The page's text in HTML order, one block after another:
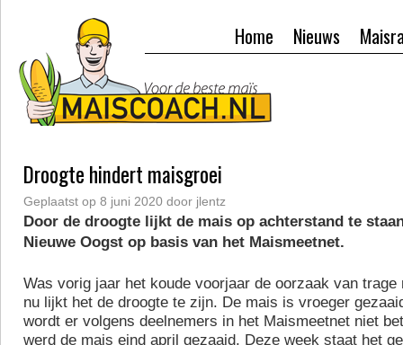
Nieuws
Home
Droogte hindert maisgroei
Geplaatst op 8 juni 2020 door jlentz
Door de droogte lijkt de mais op achterstand te
Nieuwe Oogst op basis van het Maismeetnet.
Was vorig jaar het koude voorjaar de oorzaak van
nu lijkt het de droogte te zijn. De mais is vroeger
wordt er volgens deelnemers in het Maismeetnet niet
werd de mais eind april gezaaid. Deze week staat het